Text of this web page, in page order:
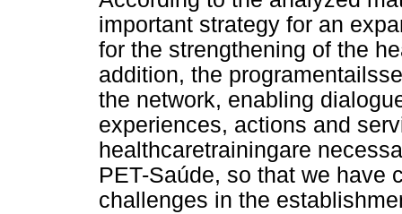
important strategy for an
for the strengthening of the
addition, the
the network, enabling
experiences, actions and
healthcaretrainingare
PET-Saúde, so that we have
challenges in the